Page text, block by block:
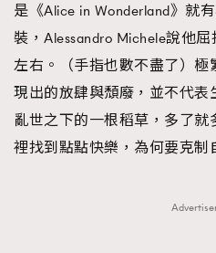
是《Alice in Wonderland》就
裝，Alessandro Michele說他
左右。（手指也數不盡了）極
現出的放肆與頹廢，並不代
亂世之下的一根稻草，多了
裡找到點點快樂，為何要克制